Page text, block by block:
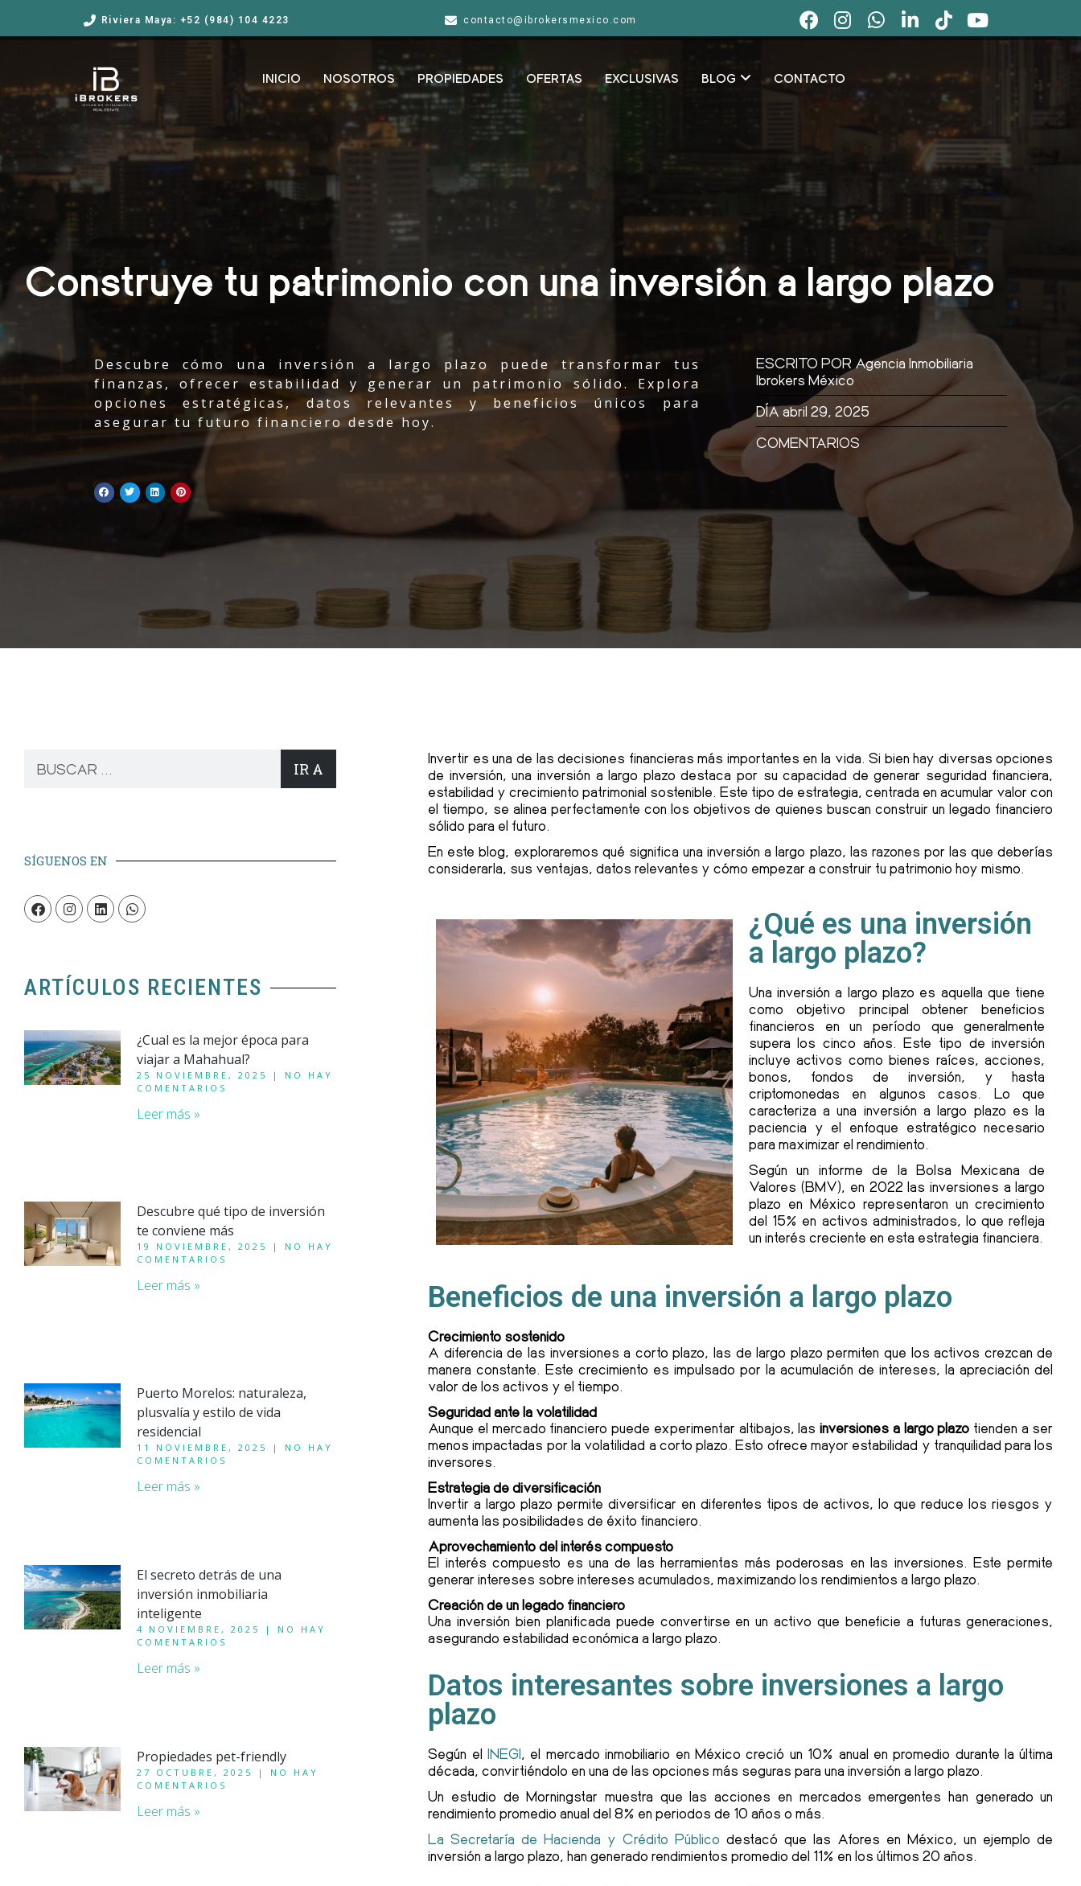
Riviera Maya: +52 (984) 104 4223 contacto@ibrokersmexico.com
INICIO NOSOTROS PROPIEDADES OFERTAS EXCLUSIVAS BLOG CONTACTO
Construye tu patrimonio con una inversión a largo plazo
Descubre cómo una inversión a largo plazo puede transformar tus
finanzas, ofrecer estabilidad y generar un patrimonio sólido. Explora
opciones estratégicas, datos relevantes y beneficios únicos para
asegurar tu futuro financiero desde hoy.
ESCRITO POR Agencia Inmobiliaria
Ibrokers México
DÍAabril 29, 2025
COMENTARIOS
IR A
SÍGUENOS EN
ARTÍCULOS RECIENTES
¿Cual es la mejor época para
viajar a Mahahual?
25 NOVIEMBRE, 2025
NO HAY
COMENTARIOS
Leer más »
Descubre qué tipo de inversión
te conviene más
19 NOVIEMBRE, 2025
NO HAY
COMENTARIOS
Leer más »
Puerto Morelos: naturaleza,
plusvalía y estilo de vida
residencial
11 NOVIEMBRE, 2025
NO HAY
COMENTARIOS
Leer más »
El secreto detrás de una
inversión inmobiliaria
inteligente
4 NOVIEMBRE, 2025
NO HAY
COMENTARIOS
Leer más »
Propiedades pet-friendly
27 OCTUBRE, 2025
NO HAY
COMENTARIOS
Leer más »
Invertir es una de las decisiones financieras más importantes en la vida. Si bien hay diversas opciones
de inversión, una inversión a largo plazo destaca por su capacidad de generar seguridad financiera,
estabilidad y crecimiento patrimonial sostenible. Este tipo de estrategia, centrada en acumular valor con
el tiempo, se alinea perfectamente con los objetivos de quienes buscan construir un legado financiero
sólido para el futuro.
En este blog, exploraremos qué significa una inversión a largo plazo, las razones por las que deberías
considerarla, sus ventajas, datos relevantes y cómo empezar a construir tu patrimonio hoy mismo.
¿Qué es una inversión
a largo plazo?
Una inversión a largo plazo es aquella que tiene
como objetivo principal obtener beneficios
financieros en un período que generalmente
supera los cinco años. Este tipo de inversión
incluye activos como bienes raíces, acciones,
bonos, fondos de inversión, y hasta
criptomonedas en algunos casos. Lo que
caracteriza a una inversión a largo plazo es la
paciencia y el enfoque estratégico necesario
para maximizar el rendimiento.
Según un informe de la Bolsa Mexicana de
Valores (BMV), en 2022 las inversiones a largo
plazo en México representaron un crecimiento
del 15% en activos administrados, lo que refleja
un interés creciente en esta estrategia financiera.
Beneficios de una inversión a largo plazo
Crecimiento sostenido
A diferencia de las inversiones a corto plazo, las de largo plazo permiten que los activos crezcan de
manera constante. Este crecimiento es impulsado por la acumulación de intereses, la apreciación del
valor de los activos y el tiempo.
Seguridad ante la volatilidad
Aunque el mercado financiero puede experimentar altibajos, lasinversiones a largo plazo tienden a ser
menos impactadas por la volatilidad a corto plazo. Esto ofrece mayor estabilidad y tranquilidad para los
inversores.
Estrategia de diversificación
Invertir a largo plazo permite diversificar en diferentes tipos de activos, lo que reduce los riesgos y
aumenta las posibilidades de éxito financiero.
Aprovechamiento del interés compuesto
El interés compuesto es una de las herramientas más poderosas en las inversiones. Este permite
generar intereses sobre intereses acumulados, maximizando los rendimientos a largo plazo.
Creación de un legado financiero
Una inversión bien planificada puede convertirse en un activo que beneficie a futuras generaciones,
asegurando estabilidad económica a largo plazo.
Datos interesantes sobre inversiones a largo
plazo
Según el INEGI, el mercado inmobiliario en México creció un 10% anual en promedio durante la última
década, convirtiéndolo en una de las opciones más seguras para una inversión a largo plazo.
Un estudio de Morningstar muestra que las acciones en mercados emergentes han generado un
rendimiento promedio anual del 8% en periodos de 10 años o más.
La Secretaría de Hacienda y Crédito Público destacó que las Afores en México, un ejemplo de
inversión a largo plazo, han generado rendimientos promedio del 11% en los últimos 20 años.